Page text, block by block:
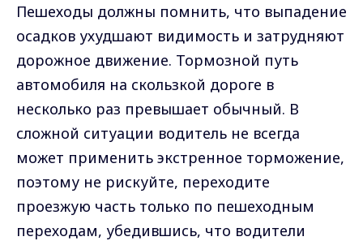
Пешеходы должны помнить, что выпадение
осадков ухудшают видимость и затрудняют
дорожное движение. Тормозной путь
автомобиля на скользкой дороге в
несколько раз превышает обычный. В
сложной ситуации водитель не всегда
может применить экстренное торможение,
поэтому не рискуйте, переходите
проезжую часть только по пешеходным
переходам, убедившись, что водители